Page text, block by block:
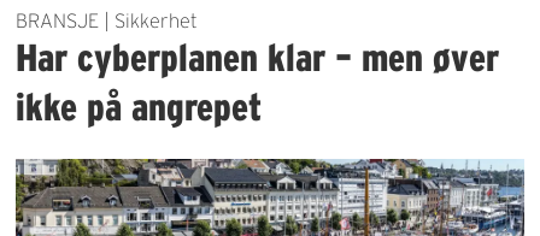
BRANSJE | Sikkerhet
Har cyberplanen klar – men øver
ikke på angrepet